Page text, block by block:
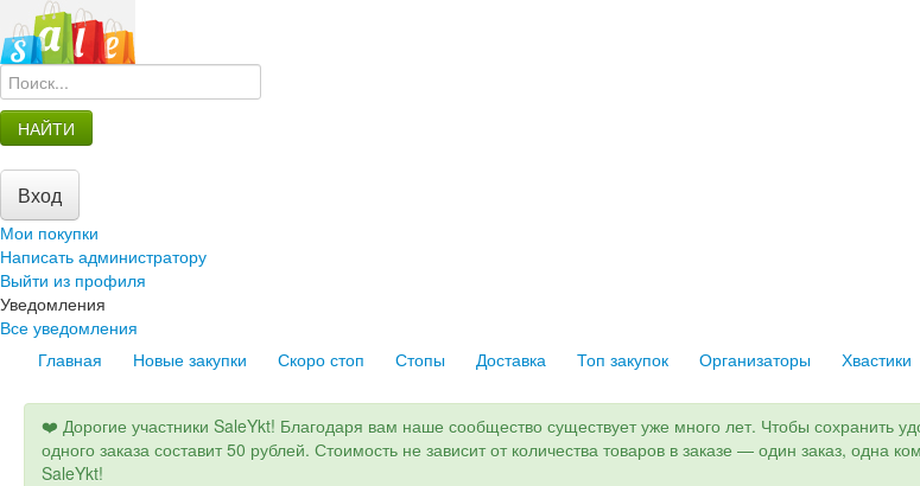
НАЙТИ
Вход
Мои покупки
Написать администратору
Выйти из профиля
Уведомления
Все уведомления
Главная
Новые закупки Скоро стоп Стопы Доставка Топ закупок Организаторы Хвастики
❤️ Дорогие участники SaleYkt! Благодаря вам наше сообщество существует уже много лет. Чтобы сохранить
одного заказа составит 50 рублей. Стоимость не зависит от количества товаров в заказе — один заказ,
SaleYkt!